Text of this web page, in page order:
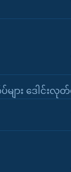
ား ဒေါင်းလု